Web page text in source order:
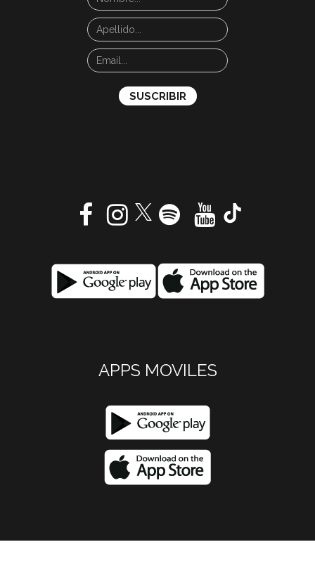
APPS MOVILES